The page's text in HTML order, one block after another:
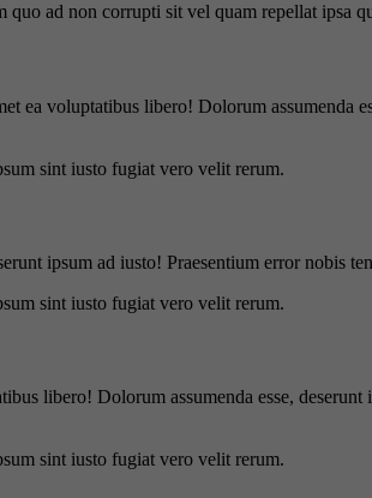
ad non corrupti sit vel quam repellat ipsa
ea voluptatibus libero! Dolorum assumenda
sint iusto fugiat vero velit rerum.
ipsum ad iusto! Praesentium error nobis
sint iusto fugiat vero velit rerum.
libero! Dolorum assumenda esse,
sint iusto fugiat vero velit rerum.